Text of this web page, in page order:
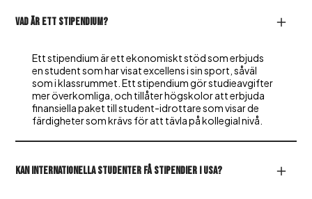
Vad är ett stipendium?
Ett stipendium är ett ekonomiskt stöd som erbjuds
en student som har visat excellens i sin sport, såväl
som i klassrummet. Ett stipendium gör studieavgifter
mer överkomliga, och tillåter högskolor att erbjuda
finansiella paket till student-idrottare som visar de
färdigheter som krävs för att tävla på kollegial nivå.
Kan internationella studenter få stipendier i USA?